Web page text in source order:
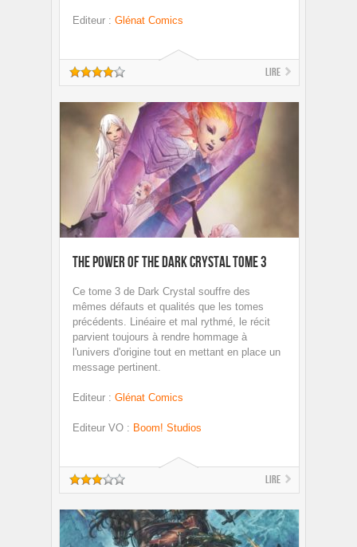
Editeur : Glénat Comics
Lire
The power of the Dark Crystal Tome 3
Ce tome 3 de Dark Crystal souffre des
mêmes défauts et qualités que les tomes
précédents. Linéaire et mal rythmé, le récit
parvient toujours à rendre hommage à
l'univers d'origine tout en mettant en place un
message pertinent.
Editeur : Glénat Comics
Editeur VO : Boom! Studios
Lire